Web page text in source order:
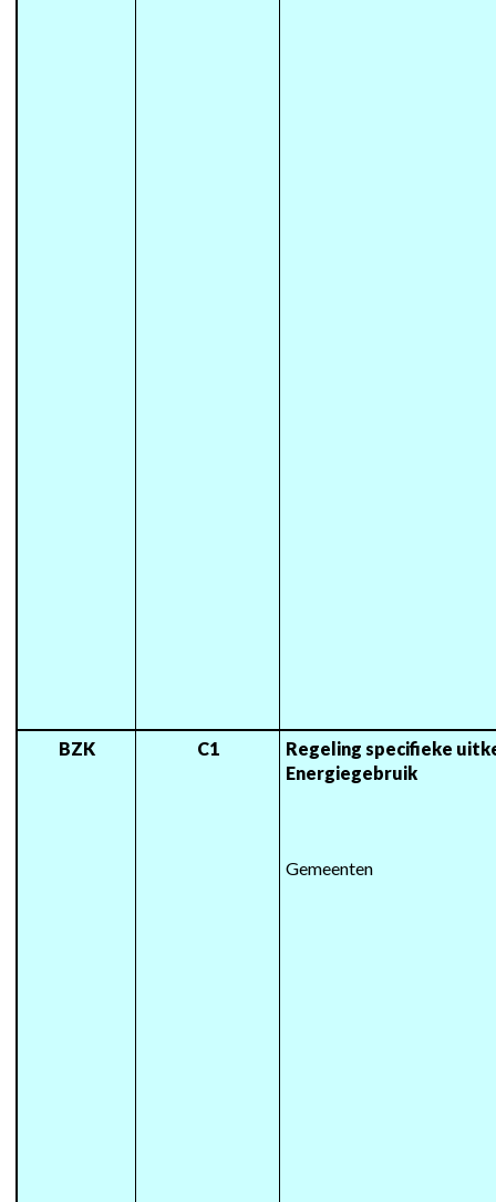
BZK C1
Regeling specifieke
Energiegebruik
Gemeenten